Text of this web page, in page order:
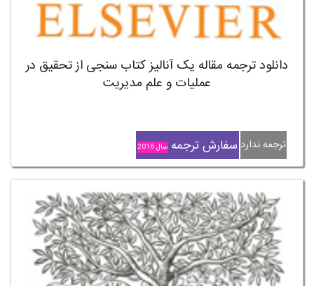
دانلود ترجمه مقاله یک آنالیز کتاب سنجی از تحقیق در
عملیات و علم مدیریت
ترجمه ندارد سفارش ترجمه سال 2016